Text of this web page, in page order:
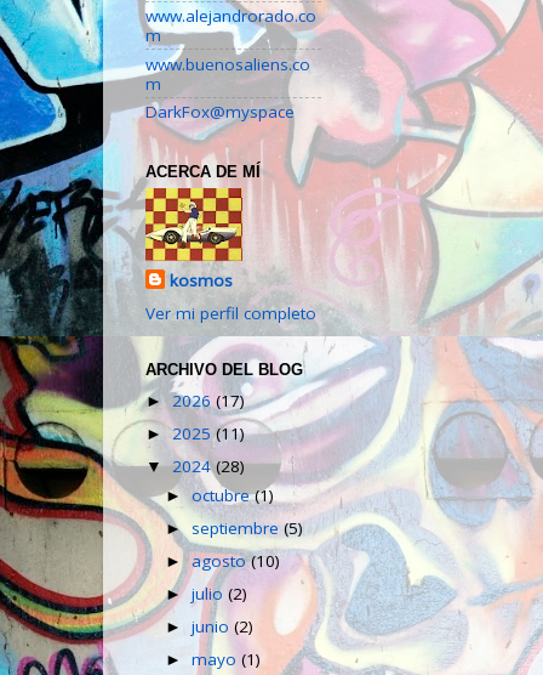
www.alejandrorado.co
m
www.buenosaliens.co
m
DarkFox@myspace
ACERCA DE MÍ
kosmos
Ver mi perfil completo
ARCHIVO DEL BLOG
► 2026(17)
► 2025(11)
▼ 2024(28)
►octubre(1)
►septiembre(5)
►agosto(10)
►julio(2)
►junio(2)
►mayo(1)